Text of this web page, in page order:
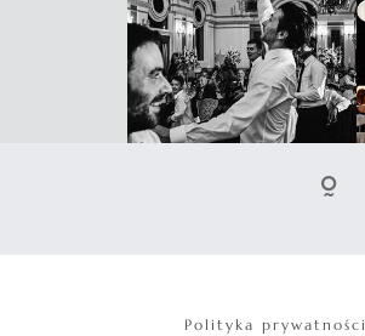
Polityka prywatności